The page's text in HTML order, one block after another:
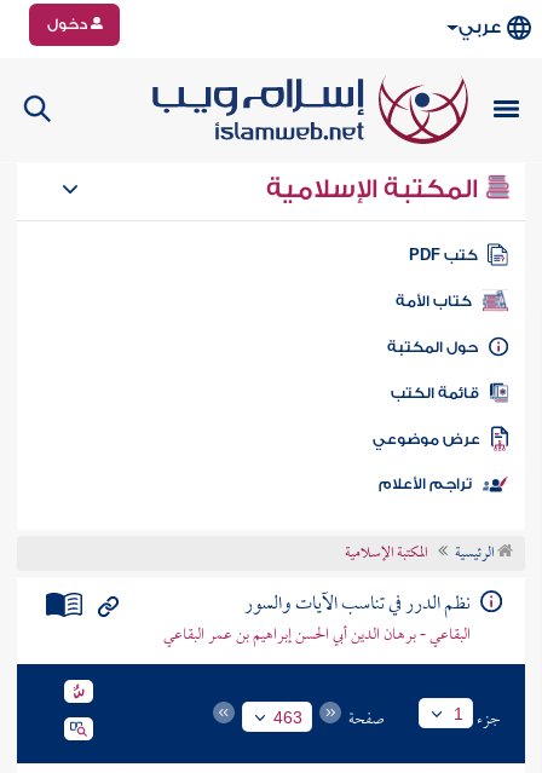
عربي دخول
المكتبة الإسلامية
كتب PDF
كتاب الأمة
المكتبة
الكتب
موضوعي
تراجم الأعلام
الرئيسية المكتبة الإسلامية
نظم الدرر في تناسب الآيات والسور
البقاعي - برهان الدين أبي الحسن إبراهيم بن عمر البقاعي
جزء 1 صفحة 463